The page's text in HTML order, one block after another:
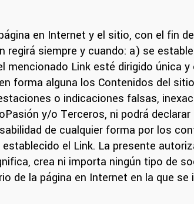
en Internet y el sitio, con el fin
siempre y cuando: a) se
Link esté dirigido única
forma alguna los Contenidos del
o indicaciones falsas,
y/o Terceros, ni podrá
de cualquier forma por los
el Link. La presente
crea ni importa ningún tipo de
de la página en Internet en la que